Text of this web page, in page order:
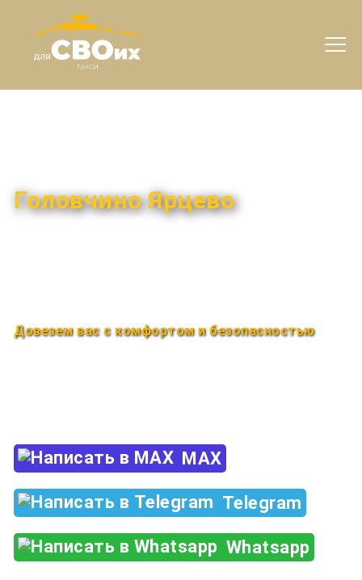
Головчино Ярцево
Довезем вас с комфортом и безопасностью
MAX
Telegram
Whatsapp